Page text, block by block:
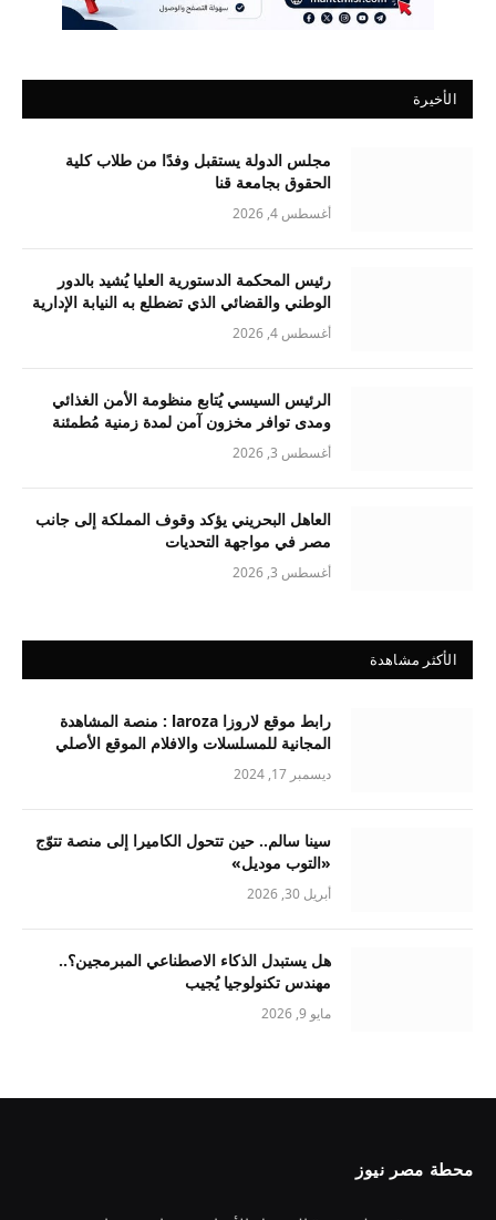
الأخيرة
مجلس الدولة يستقبل وفدًا من طلاب كلية
الحقوق بجامعة قنا
أغسطس 4, 2026
رئيس المحكمة الدستورية العليا يُشيد بالدور
الوطني والقضائي الذي تضطلع به النيابة الإدارية
أغسطس 4, 2026
الرئيس السيسي يُتابع منظومة الأمن الغذائي
ومدى توافر مخزون آمن لمدة زمنية مُطمئنة
أغسطس 3, 2026
العاهل البحريني يؤكد وقوف المملكة إلى جانب
مصر في مواجهة التحديات
أغسطس 3, 2026
الأكثر مشاهدة
رابط موقع لاروزا laroza : منصة المشاهدة
المجانية للمسلسلات والافلام الموقع الأصلي
ديسمبر 17, 2024
سينا سالم.. حين تتحول الكاميرا إلى منصة تتوّج
«التوب موديل»
أبريل 30, 2026
هل يستبدل الذكاء الاصطناعي المبرمجين؟..
مهندس تكنولوجيا يُجيب
مايو 9, 2026
محطة مصر نيوز